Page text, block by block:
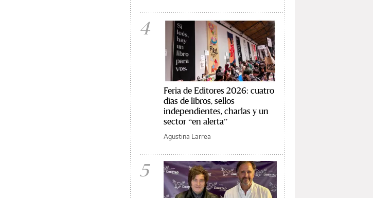
4
Feria de Editores 2026: cuatro
días de libros, sellos
independientes, charlas y un
sector “en alerta”
Agustina Larrea
5